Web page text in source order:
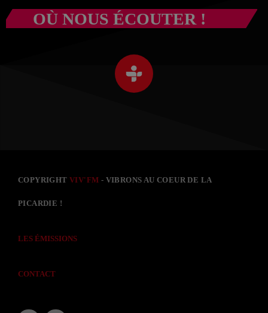
OÙ NOUS ÉCOUTER !
COPYRIGHTVIV'FM - VIBRONS AU COEUR DE LA
PICARDIE !
LES ÉMISSIONS
CONTACT